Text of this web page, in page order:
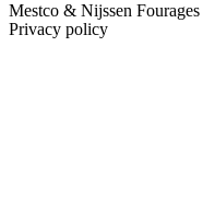
Mestco & Nijssen Fourages
Privacy policy